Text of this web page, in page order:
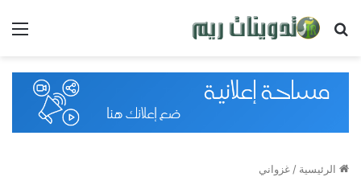
بحث
الرئيسية/غزواني